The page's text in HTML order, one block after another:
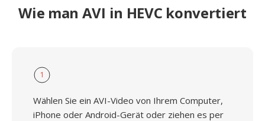
Wie man AVI in HEVC konvertiert
1
Wählen Sie ein AVI-Video von Ihrem Computer,
iPhone oder Android-Gerät oder ziehen es per